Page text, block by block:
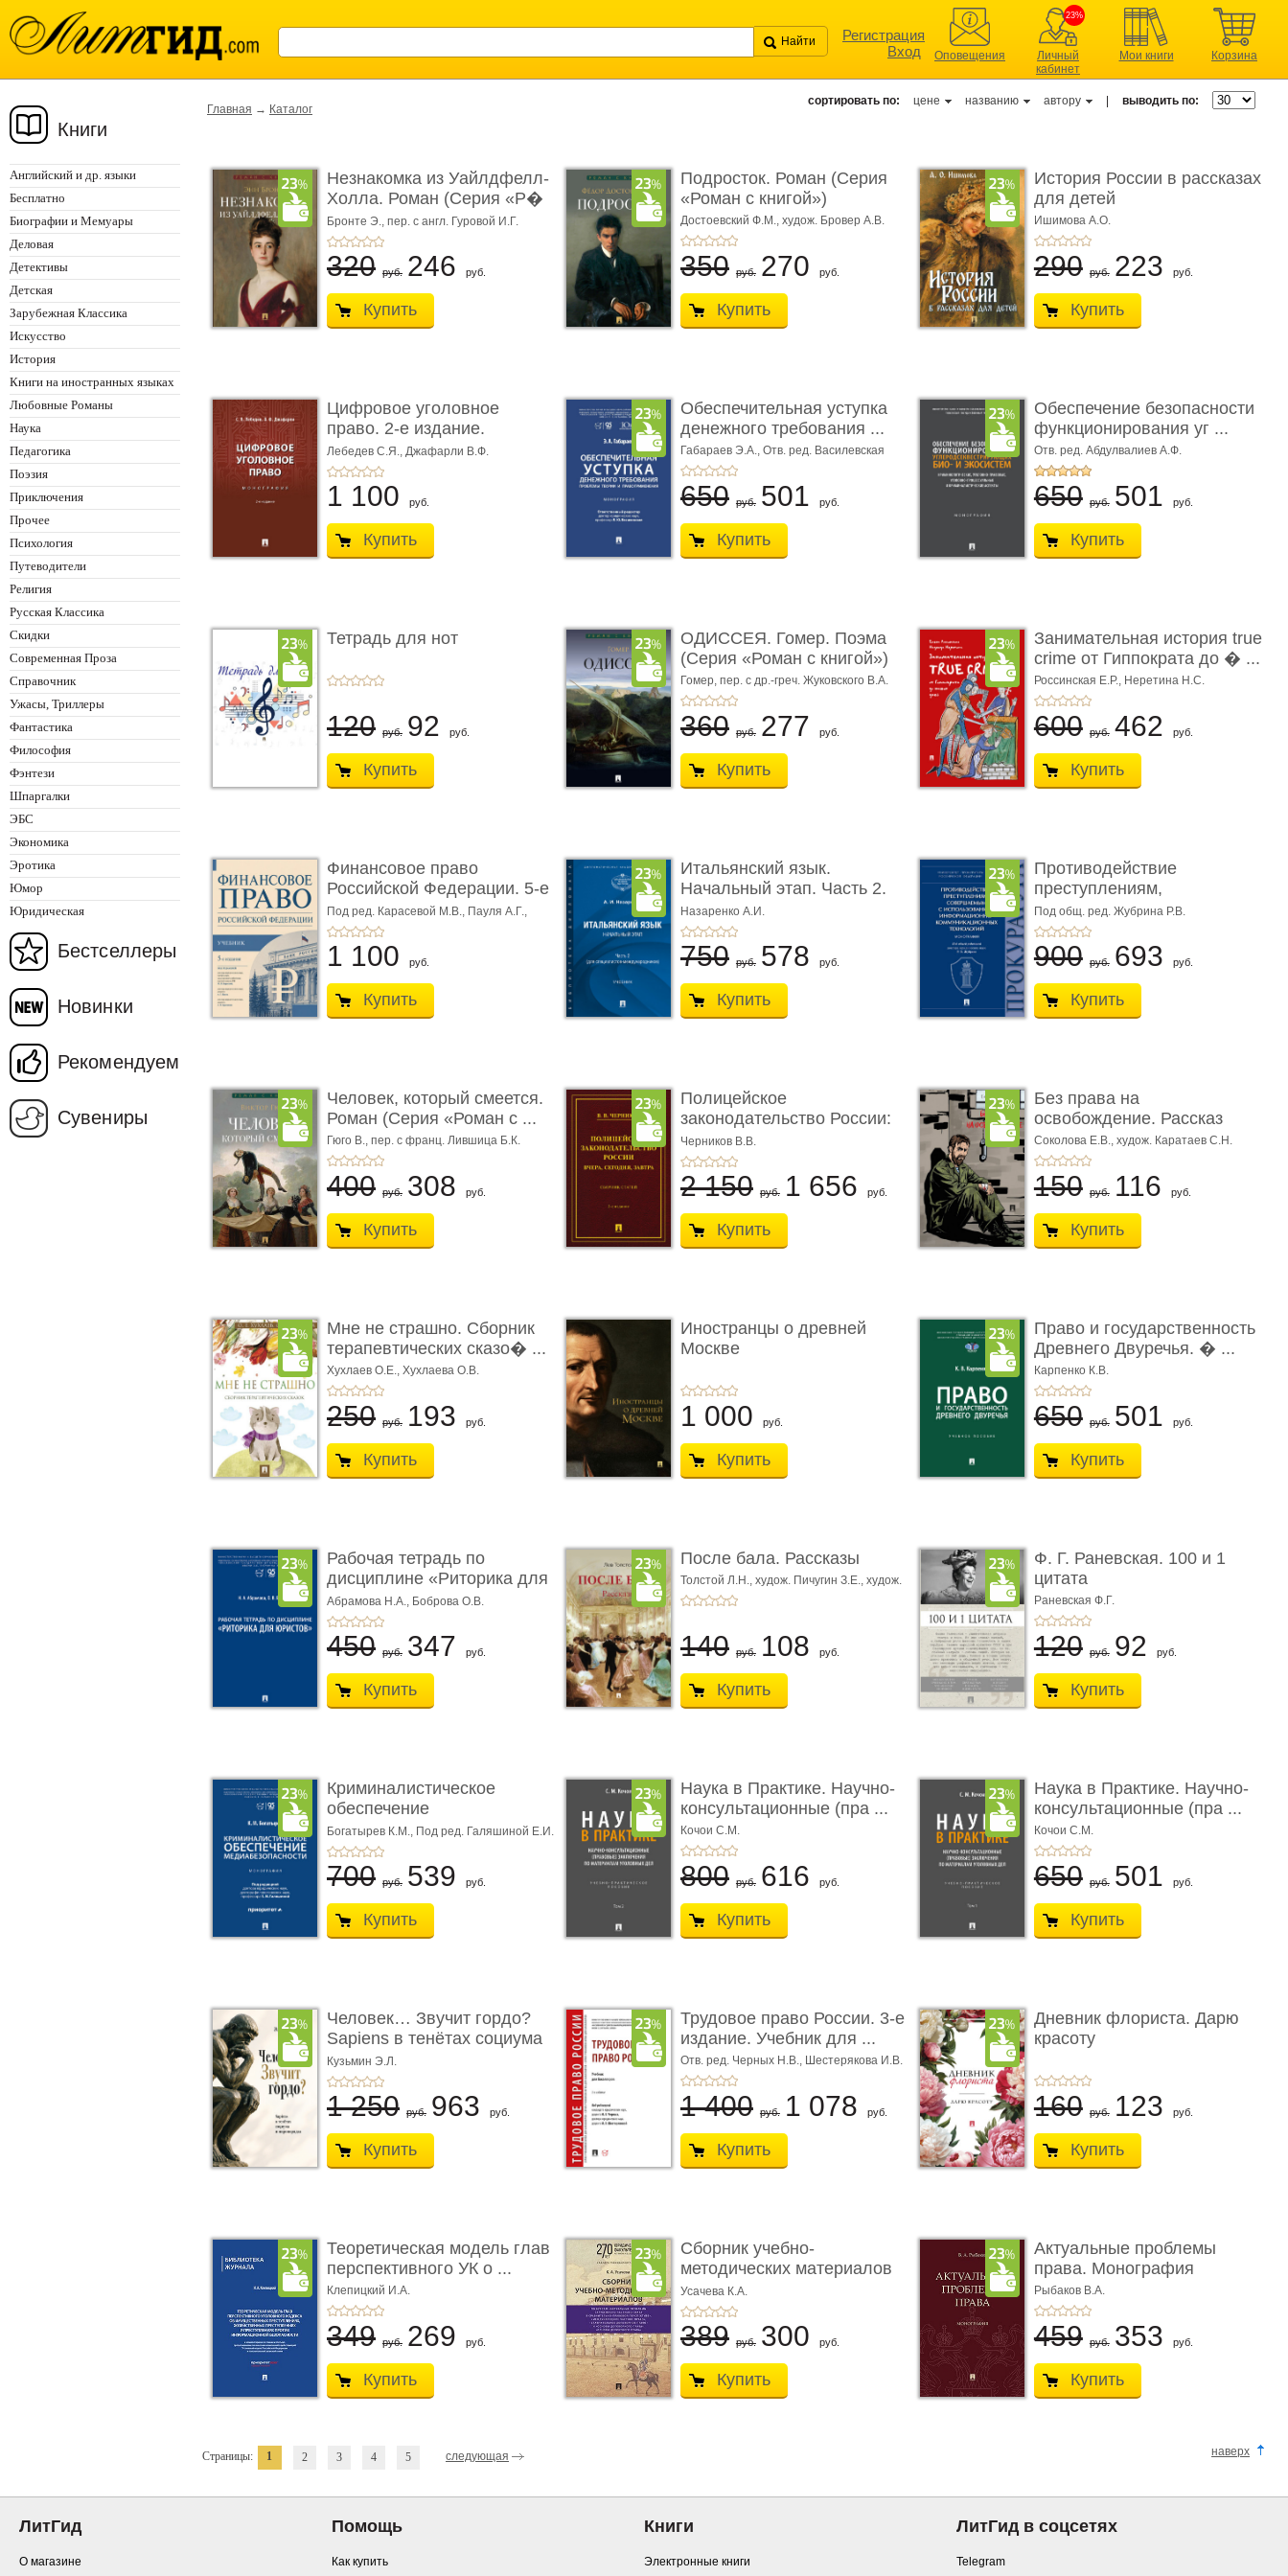
Регистрация
Вход
Оповещения
23%
Личный
кабинет
Мои книги Корзина
Книги
Английский и др. языки
Бесплатно
Биографии и Мемуары
Деловая
Детективы
Детская
Зарубежная Классика
Искусство
История
Книги на иностранных языках
Любовные Романы
Наука
Педагогика
Поэзия
Приключения
Прочее
Психология
Путеводители
Религия
Русская Классика
Скидки
Современная Проза
Справочник
Ужасы, Триллеры
Фантастика
Философия
Фэнтези
Шпаргалки
ЭБС
Экономика
Эротика
Юмор
Юридическая
Бестселлеры
Новинки
Рекомендуем
Сувениры
Главная → Каталог
сортировать по: цене названию автору выводить по:
Незнакомка из Уайлдфелл-
Холла. Роман (Серия «Р�
...
Бронте Э., пер. с англ. Гуровой И.Г.
320 руб. 246 руб.
Купить
Подросток. Роман (Серия
«Роман с книгой»)
Достоевский Ф.М., худож. Бровер А.В.
350 руб. 270 руб.
Купить
История России в рассказах
для детей
Ишимова А.О.
290 руб. 223 руб.
Купить
Цифровое уголовное
право. 2-е издание.
Монограф ...
Лебедев С.Я., Джафарли В.Ф.
1 100 руб.
Купить
Обеспечительная уступка
денежного требования ...
Габараев Э.А., Отв. ред. Василевская
Л.Ю.,вступ. сл. Каретина М.Г.
650 руб. 501 руб.
Купить
Обеспечение безопасности
функционирования уг ...
Отв. ред. Абдулвалиев А.Ф.
650 руб. 501 руб.
Купить
Тетрадь для нот
120 руб. 92 руб.
Купить
ОДИССЕЯ. Гомер. Поэма
(Серия «Роман с книгой»)
Гомер, пер. с др.-греч. Жуковского В.А.
360 руб. 277 руб.
Купить
Занимательная история true
crime от Гиппократа до � ...
Россинская Е.Р., Неретина Н.С.
600 руб. 462 руб.
Купить
Финансовое право
Российской Федерации. 5-е
изд� ...
Под ред. Карасевой М.В., Пауля А.Г.,
Красюкова А.В.
1 100 руб.
Купить
Итальянский язык.
Начальный этап. Часть 2.
Учеб� ...
Назаренко А.И.
750 руб. 578 руб.
Купить
Противодействие
преступлениям,
совершаемым с ...
Под общ. ред. Жубрина Р.В.
900 руб. 693 руб.
Купить
Человек, который смеется.
Роман (Серия «Роман с ...
Гюго В., пер. с франц. Лившица Б.К.
400 руб. 308 руб.
Купить
Полицейское
законодательство России:
вчера, с� ...
Черников В.В.
2 150 руб. 1 656 руб.
Купить
Без права на
освобождение. Рассказ
Соколова Е.В., худож. Каратаев С.Н.
150 руб. 116 руб.
Купить
Мне не страшно. Сборник
терапевтических сказо� ...
Хухлаев О.Е., Хухлаева О.В.
250 руб. 193 руб.
Купить
Иностранцы о древней
Москве
1 000 руб.
Купить
Право и государственность
Древнего Двуречья. � ...
Карпенко К.В.
650 руб. 501 руб.
Купить
Рабочая тетрадь по
дисциплине «Риторика для
ю� ...
Абрамова Н.А., Боброва О.В.
450 руб. 347 руб.
Купить
После бала. Рассказы
Толстой Л.Н., худож. Пичугин З.Е., худож.
Лебедев А.И.,
140 руб. 108 руб.
Купить
Ф. Г. Раневская. 100 и 1
цитата
Раневская Ф.Г.
120 руб. 92 руб.
Купить
Криминалистическое
обеспечение
медиабезопас� ...
Богатырев К.М., Под ред. Галяшиной Е.И.
700 руб. 539 руб.
Купить
Наука в Практике. Научно-
консультационные (пра ...
Кочои С.М.
800 руб. 616 руб.
Купить
Наука в Практике. Научно-
консультационные (пра ...
Кочои С.М.
650 руб. 501 руб.
Купить
Человек… Звучит гордо?
Sapiens в тенётах социума
� ...
Кузьмин Э.Л.
1 250 руб. 963 руб.
Купить
Трудовое право России. 3-е
издание. Учебник для ...
Отв. ред. Черных Н.В., Шестерякова И.В.
1 400 руб. 1 078 руб.
Купить
Дневник флориста. Дарю
красоту
160 руб. 123 руб.
Купить
Теоретическая модель глав
перспективного УК о ...
Клепицкий И.А.
349 руб. 269 руб.
Купить
Сборник учебно-
методических материалов
по кур ...
Усачева К.А.
389 руб. 300 руб.
Купить
Актуальные проблемы
права. Монография
Рыбаков В.А.
459 руб. 353 руб.
Купить
Страницы: 1 2 3 4 5 следующая наверх
ЛитГид
О магазине
Помощь
Как купить
Книги
Электронные книги
ЛитГид в соцсетях
Telegram